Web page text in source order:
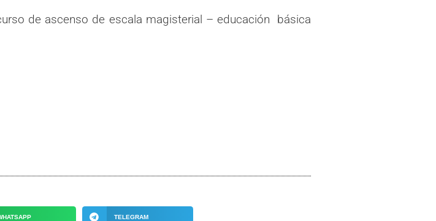
de ascenso de escala magisterial – educación básica
TELEGRAM